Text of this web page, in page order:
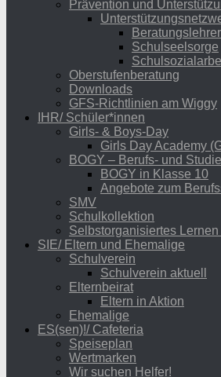
Prävention und
Schulseelsorge
Oberstufenberatung
Downloads
GFS-Richtlinien am Wiggy
IHR/ Schüler*innen
Girls- & Boys-Day
Girls Day Academy
BOGY – Berufs- und
BOGY in Klasse 10
Angebote zum
SMV
Schulkollektion
Selbstorganisiertes Lernen
SIE/ Eltern und Ehemalige
Schulverein
Schulverein aktuell
Elternbeirat
Eltern in Aktion
Ehemalige
ES(sen)!/ Cafeteria
Speiseplan
Wertmarken
Wir suchen Helfer!